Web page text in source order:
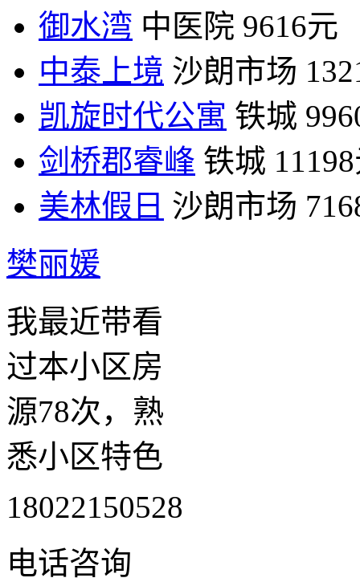
御水湾 中医院 9616元
中泰上境 沙朗市场
凯旋时代公寓 铁城
剑桥郡睿峰 铁城
美林假日 沙朗市场
樊丽媛
我最近带看
过本小区房
源78次，熟
悉小区特色
18022150528
电话咨询